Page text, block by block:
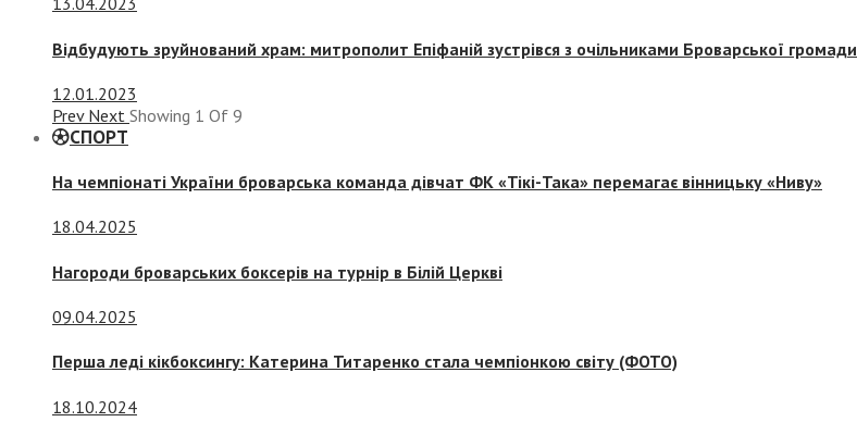
Відбудують зруйнований храм: митрополит Епіфаній зустрівся з очільниками Броварської громади
12.01.2023
Prev Next Showing 1 Of 9
СПОРТ
На чемпіонаті України броварська команда дівчат ФК «Тікі-Така» перемагає вінницьку «Ниву»
18.04.2025
Нагороди броварських боксерів на турнір в Білій Церкві
09.04.2025
Перша леді кікбоксингу: Катерина Титаренко стала чемпіонкою світу (ФОТО)
18.10.2024